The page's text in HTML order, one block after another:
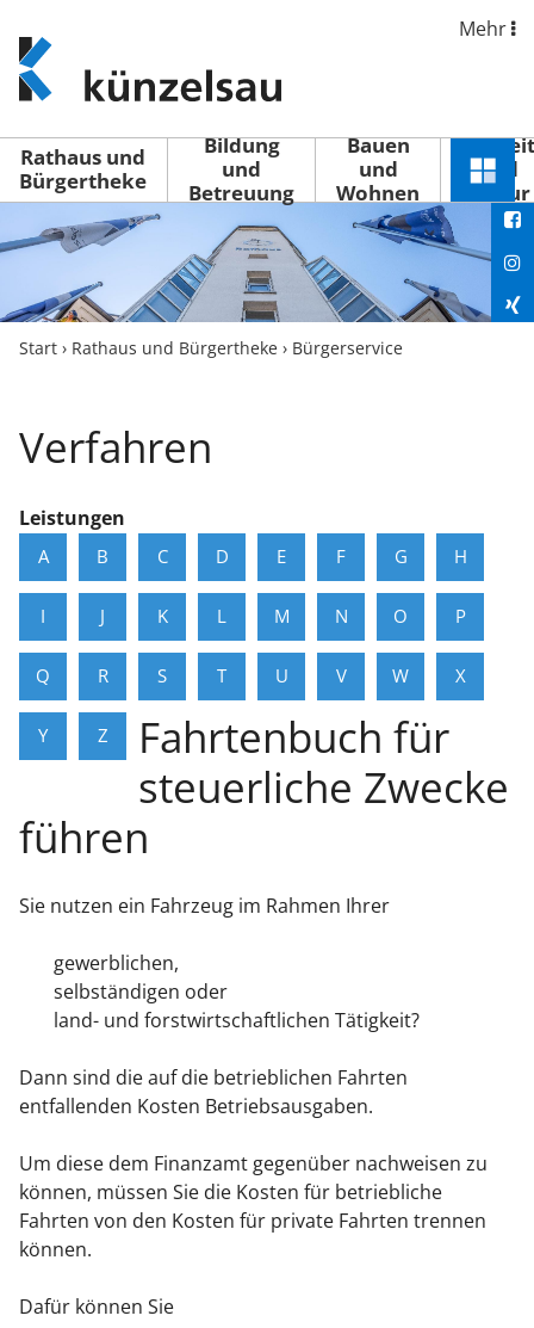
www.kuenzelsau.de
(zur
Startseite)
Mehr
Rathaus und
Bürgertheke
Bildung
und
Betreuung
Bauen
und
Wohnen
Freizeit
und
Kultur
Menü
Start › Rathaus und Bürgertheke › Bürgerservice
Verfahren
Leistungen
A B C D E F G H
I J K L M N O P
Q R S T U V W X
Y Z
Fahrtenbuch für
steuerliche Zwecke
führen
Sie nutzen ein Fahrzeug im Rahmen Ihrer
gewerblichen,
selbständigen oder
land- und forstwirtschaftlichen Tätigkeit?
Dann sind die auf die betrieblichen Fahrten
entfallenden Kosten Betriebsausgaben.
Um diese dem Finanzamt gegenüber nachweisen zu
können, müssen Sie die Kosten für betriebliche
Fahrten von den Kosten für private Fahrten trennen
können.
Dafür können Sie